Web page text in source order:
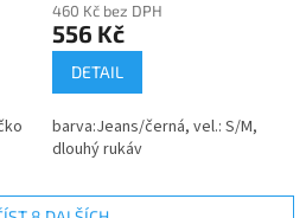
460 Kč bez DPH
556 Kč
DETAIL
barva:Jeans/černá, vel.: S/M,
dlouhý rukáv